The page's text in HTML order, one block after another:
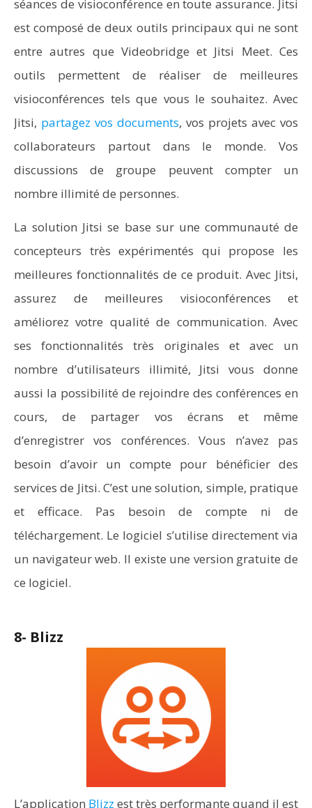
séances de visioconférence en toute assurance. Jitsi
est composé de deux outils principaux qui ne sont
entre autres que Videobridge et Jitsi Meet. Ces
outils permettent de réaliser de meilleures
visioconférences tels que vous le souhaitez. Avec
Jitsi, partagez vos documents, vos projets avec vos
collaborateurs partout dans le monde. Vos
discussions de groupe peuvent compter un
nombre illimité de personnes.
La solution Jitsi se base sur une communauté de
concepteurs très expérimentés qui propose les
meilleures fonctionnalités de ce produit. Avec Jitsi,
assurez de meilleures visioconférences et
améliorez votre qualité de communication. Avec
ses fonctionnalités très originales et avec un
nombre d’utilisateurs illimité, Jitsi vous donne
aussi la possibilité de rejoindre des conférences en
cours, de partager vos écrans et même
d’enregistrer vos conférences. Vous n’avez pas
besoin d’avoir un compte pour bénéficier des
services de Jitsi. C’est une solution, simple, pratique
et efficace. Pas besoin de compte ni de
téléchargement. Le logiciel s’utilise directement via
un navigateur web. Il existe une version gratuite de
ce logiciel.
8- Blizz
L’application Blizz est très performante quand il est